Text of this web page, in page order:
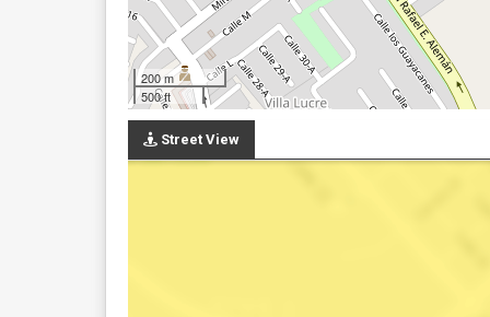
200 m
500 ft
Street View